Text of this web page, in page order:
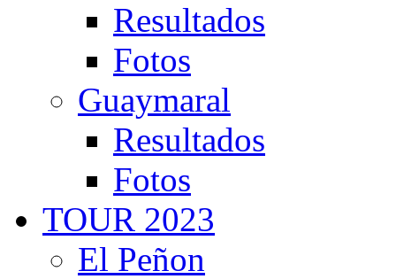
Resultados
Fotos
Guaymaral
Resultados
Fotos
TOUR 2023
El Peñon